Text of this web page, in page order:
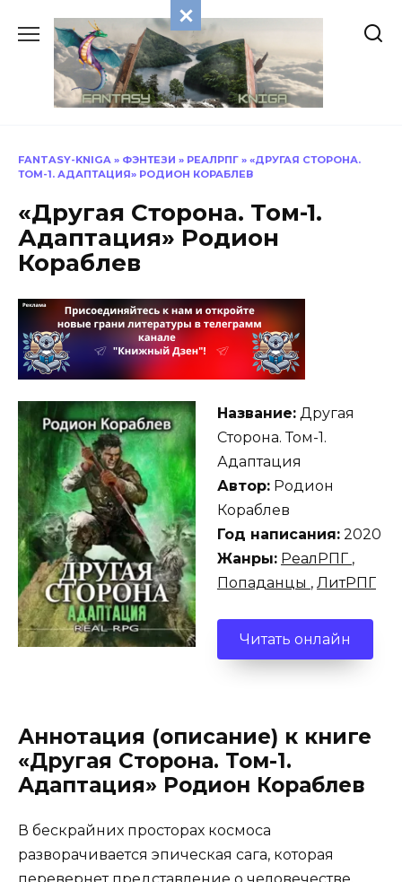
содержанию
FANTASY-KNIGA » ФЭНТЕЗИ » РЕАЛРПГ » «ДРУГАЯ СТОРОНА.
ТОМ-1. АДАПТАЦИЯ» РОДИОН КОРАБЛЕВ
«Другая Сторона. Том-1.
Адаптация» Родион
Кораблев
Название: Другая
Сторона. Том-1.
Адаптация
Автор: Родион
Кораблев
Год написания: 2020
Жанры: РеалРПГ ,
Попаданцы , ЛитРПГ
Читать онлайн
Аннотация (описание) к книге
«Другая Сторона. Том-1.
Адаптация» Родион Кораблев
В бескрайних просторах космоса
разворачивается эпическая сага, которая